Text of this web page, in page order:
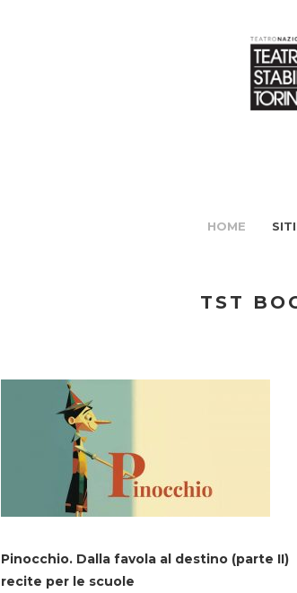
HOME
TST
Pinocchio. Dalla favola al destino (parte II)
recite per le scuole